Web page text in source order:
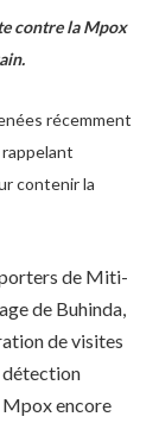
contre la Mpox
récemment
contenir la
de Miti-
de Buhinda,
de visites
détection
Mpox encore